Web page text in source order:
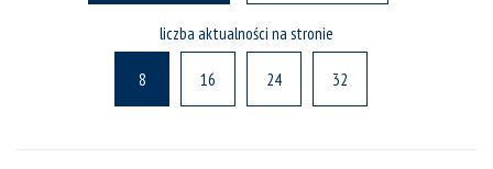
liczba aktualności na stronie
8 16 24 32